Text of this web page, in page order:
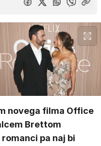
novega filma Office
Brettom
pa naj bi